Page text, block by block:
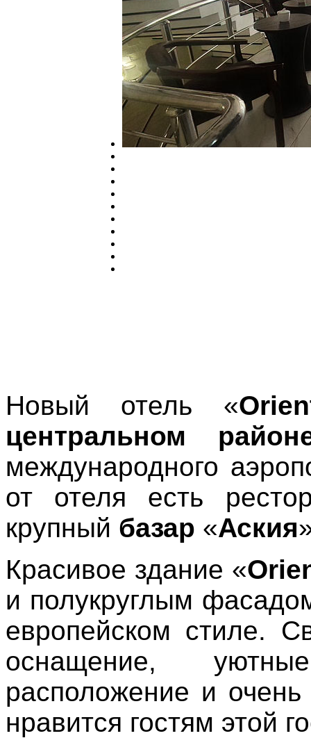
Новый отель «
центральном
международного
от отеля есть
крупный базар «Аския
Красивое здание «
и полукруглым
европейском стиле.
оснащение,
расположение и
нравится гостям этой